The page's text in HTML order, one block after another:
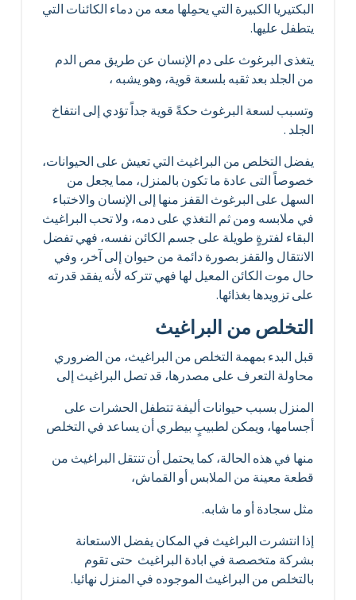
البكتيريا الكبيرة التي يحمِلها معه من دماء الكائنات التي
يتطفل عليها.
يتغذى البرغوث على دم الإنسان عن طريق مص الدم
من الجلد بعد ثقبه بلسعة قوية، وهو يشبه ،
وتسبب لسعة البرغوث حكةً قوية جداً تؤدي إلى انتفاخ
الجلد .
يفضل التخلص من البراغيث التي تعيش على الحيوانات،
خصوصاً التى عادة ما تكون بالمنزل، مما يجعل من
السهل على البرغوث القفز منها إلى الإنسان والاختباء
في ملابسه ومن ثم التغذي على دمه، ولا تحب البراغيث
البقاء لفترةٍ طويلة على جسم الكائن نفسه، فهي تفضل
الانتقال والقفز بصورة دائمة من حيوان إلى آخر، وفي
حال موت الكائن المعيل لها فهي تتركه لأنه يفقد قدرته
على تزويدها بغذائها.
التخلص من البراغيث
قبل البدء بمهمة التخلص من البراغيث، من الضروري
محاولة التعرف على مصدرها، قد تصل البراغيث إلى
المنزل بسبب حيوانات أليفة تتطفل الحشرات على
أجسامها، ويمكن لطبيبٍ بيطري أن يساعد في التخلص
منها في هذه الحالة، كما يحتمل أن تنتقل البراغيث من
قطعة معينة من الملابس أو القماش،
مثل سجادة أو ما شابه.
إذا انتشرت البراغيث في المكان يفضل الاستعانة
بشركة متخصصة في ابادة البراغيث حتى تقوم
بالتخلص من البراغيث الموجوده في المنزل نهائيا.